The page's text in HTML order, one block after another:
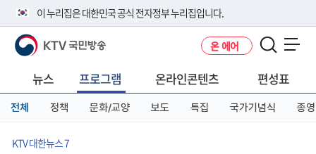
이 누리집은 대한민국 공식 전자정부 누리집입니다.
공식 누리집 주소 확인하기
니다.
이밖에 or.kr 또는 .kr등 다른 도메인 주소를 사용하고 있다면 아래 URL에
서 도메인 주소를 확인해 보세요
KTV 국민방송 온 에어
뉴스 프로그램 온라인콘텐츠 편성표
전체 정책 문화/교양 보도 특집 국가기념식 종영
KTV 대한뉴스 7